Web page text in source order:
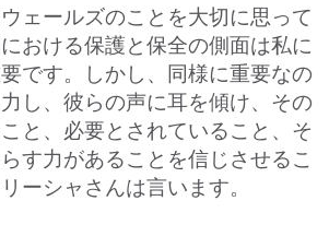
ウェールズのことを大切に思って
おける保護と保全の側面は私に
です。しかし、同様に重要なの
し、彼らの声に耳を傾け、その
と、必要とされていること、そ
す力があることを信じさせるこ
ーシャさんは言います。